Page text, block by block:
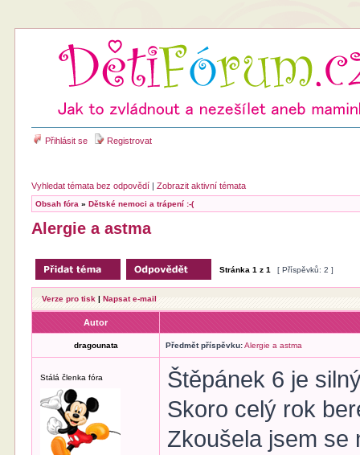
Přihlásit se Registrovat
Vyhledat témata bez odpovědí |Zobrazit aktivní témata
Obsah fóra »Dětské nemoci a trápení :-(
Alergie a astma
Stránka1 z1 [ Příspěvků: 2 ]
Verze pro tisk |Napsat e-mail
Autor
dragounata Předmět příspěvku: Alergie a astma
Stálá členka fóra
Štěpánek 6 je
Skoro celý rok
Zkoušela jsem se